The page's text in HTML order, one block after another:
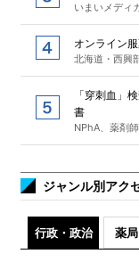
いまいメディ
オンライン
北海道・西興
「穿刺血」
書
NPhA、薬剤
ジャンル別アク
行政・政治 薬局